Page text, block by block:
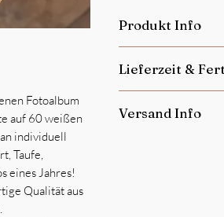
Fotoalbum
auf 60 weißen
individuell
Taufe,
eines Jahres!
Qualität aus
Produkt Info
Personalisierte
ausgeschlossen.
Jedes einzelne
Lieferzeit &
Regel 14-21 Tage.
Versand Info